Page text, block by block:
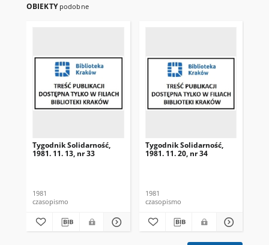
OBIEKTY podobne
Tygodnik Solidarność,
1981. 11. 13, nr 33
1981
czasopismo
Tygodnik Solidarność,
1981. 11. 20, nr 34
1981
czasopismo